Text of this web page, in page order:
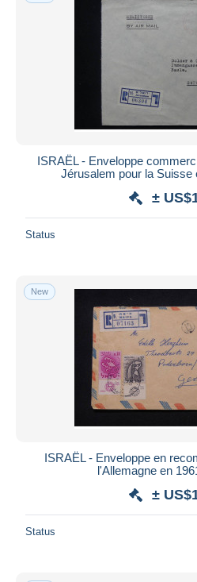
ISRAËL - Enveloppe
Jérusalem pour la Suisse
±
Status
New
ISRAËL - Enveloppe en
l'Allemagne en
±
Status